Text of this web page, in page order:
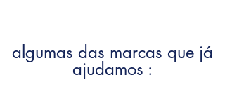
algumas das marcas que já
ajudamos :